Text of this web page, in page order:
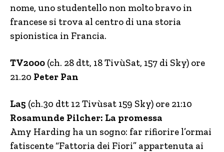
nome, uno studentello non molto bravo in
francese si trova al centro di una storia
spionistica in Francia.
TV2000 (ch. 28 dtt, 18 TivùSat, 157 di Sky) ore
21.20 Peter Pan
La5 (ch.30 dtt 12 Tivùsat 159 Sky) ore 21:10
Rosamunde Pilcher: La promessa
Amy Harding ha un sogno: far rifiorire l’ormai
fatiscente “Fattoria dei Fiori” appartenuta ai